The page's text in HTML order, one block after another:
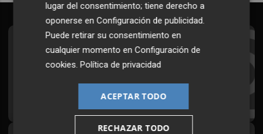
Suscríbete al Boletín
Todos los días a primera hora en tu email
¡Quiero suscribirme!
lugar del consentimiento; tiene derecho a
oponerse enConfiguración de publicidad.
Puede retirar su consentimiento en
cualquier momento enConfiguración de
cookies.Política de privacidad
ACEPTAR TODO
RECHAZAR TODO